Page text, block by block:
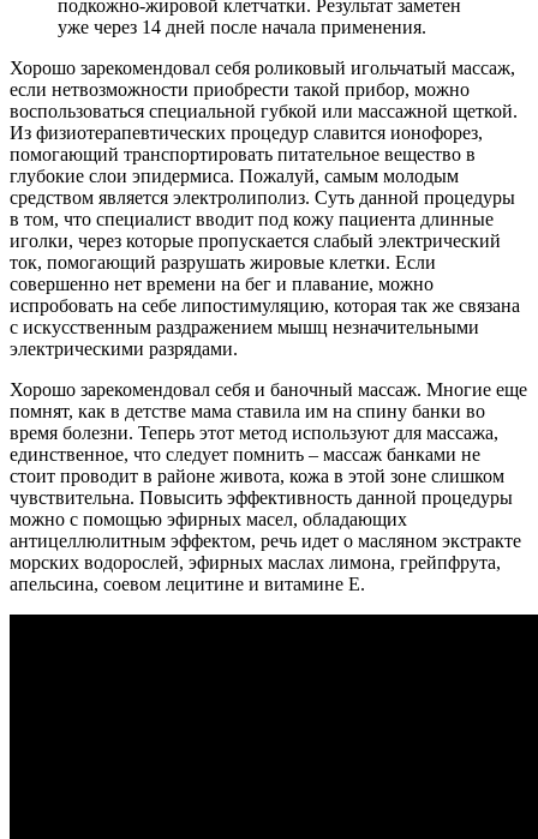
подкожно-жировой клетчатки. Результат заметен
уже через 14 дней после начала применения.
Хорошо зарекомендовал себя роликовый игольчатый массаж,
если нетвозможности приобрести такой прибор, можно
воспользоваться специальной губкой или массажной щеткой.
Из физиотерапевтических процедур славится ионофорез,
помогающий транспортировать питательное вещество в
глубокие слои эпидермиса. Пожалуй, самым молодым
средством является электролиполиз. Суть данной процедуры
в том, что специалист вводит под кожу пациента длинные
иголки, через которые пропускается слабый электрический
ток, помогающий разрушать жировые клетки. Если
совершенно нет времени на бег и плавание, можно
испробовать на себе липостимуляцию, которая так же связана
с искусственным раздражением мышц незначительными
электрическими разрядами.
Хорошо зарекомендовал себя и баночный массаж. Многие еще
помнят, как в детстве мама ставила им на спину банки во
время болезни. Теперь этот метод используют для массажа,
единственное, что следует помнить – массаж банками не
стоит проводит в районе живота, кожа в этой зоне слишком
чувствительна. Повысить эффективность данной процедуры
можно с помощью эфирных масел, обладающих
антицеллюлитным эффектом, речь идет о масляном экстракте
морских водорослей, эфирных маслах лимона, грейпфрута,
апельсина, соевом лецитине и витамине Е.